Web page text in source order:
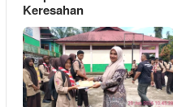
Keresahan